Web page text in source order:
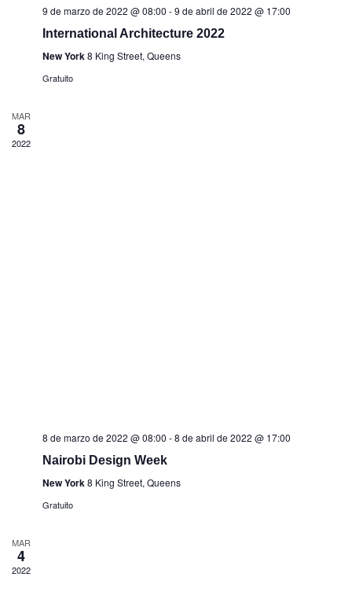
9 de marzo de 2022 @ 08:00 -9 de abril de 2022 @ 17:00
International Architecture 2022
New York8 King Street, Queens
Gratuito
MAR
8
2022
8 de marzo de 2022 @ 08:00 -8 de abril de 2022 @ 17:00
Nairobi Design Week
New York8 King Street, Queens
Gratuito
MAR
4
2022